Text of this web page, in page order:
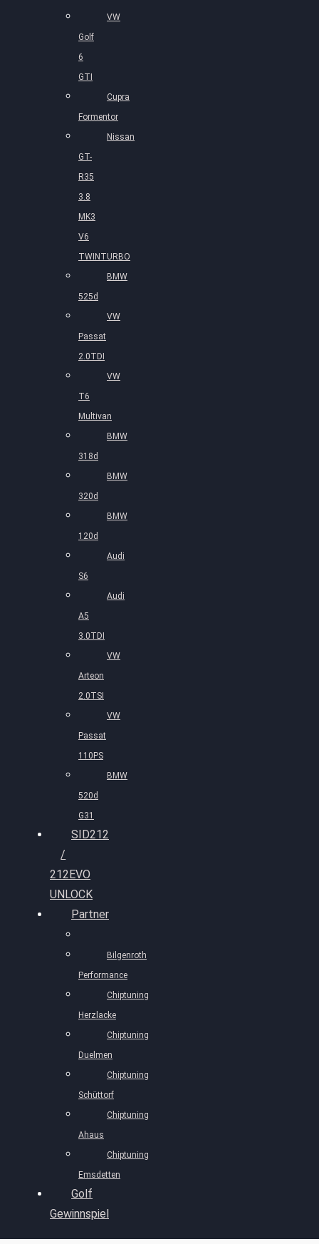
VW
Golf
6
GTI
Cupra
Formentor
Nissan
GT-
R35
3.8
MK3
V6
TWINTURBO
BMW
525d
VW
Passat
2.0TDI
VW
T6
Multivan
BMW
318d
BMW
320d
BMW
120d
Audi
S6
Audi
A5
3.0TDI
VW
Arteon
2.0TSI
VW
Passat
110PS
BMW
520d
G31
SID212
/
212EVO
UNLOCK
Partner
Bilgenroth
Performance
Chiptuning
Herzlacke
Chiptuning
Duelmen
Chiptuning
Schüttorf
Chiptuning
Ahaus
Chiptuning
Emsdetten
Golf
Gewinnspiel